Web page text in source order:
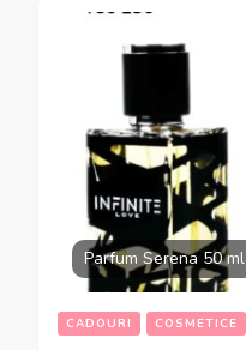
Parfum Serena 50 ml
CADOURI COSMETICE